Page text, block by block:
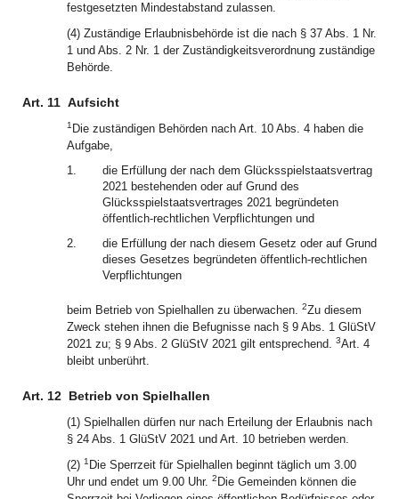
festgesetzten Mindestabstand zulassen.
(4) Zuständige Erlaubnisbehörde ist die nach § 37 Abs. 1 Nr.
1 und Abs. 2 Nr. 1 der Zuständigkeitsverordnung zuständige
Behörde.
Art. 11 Aufsicht
1 Die zuständigen Behörden nach Art. 10 Abs. 4 haben die
Aufgabe,
1.
die Erfüllung der nach dem Glücksspielstaatsvertrag
2021 bestehenden oder auf Grund des
Glücksspielstaatsvertrages 2021 begründeten
öffentlich-rechtlichen Verpflichtungen und
2.
die Erfüllung der nach diesem Gesetz oder auf Grund
dieses Gesetzes begründeten öffentlich-rechtlichen
Verpflichtungen
beim Betrieb von Spielhallen zu überwachen. 2Zu diesem
Zweck stehen ihnen die Befugnisse nach § 9 Abs. 1 GlüStV
2021 zu; § 9 Abs. 2 GlüStV 2021 gilt entsprechend. 3Art. 4
bleibt unberührt.
Art. 12 Betrieb von Spielhallen
(1) Spielhallen dürfen nur nach Erteilung der Erlaubnis nach
§ 24 Abs. 1 GlüStV 2021 und Art. 10 betrieben werden.
(2) 1 Die Sperrzeit für Spielhallen beginnt täglich um 3.00
Uhr und endet um 9.00 Uhr. 2 Die Gemeinden können die